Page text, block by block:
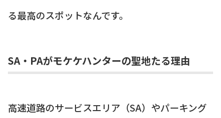
る最高のスポットなんです。
SA・PAがモケケハンターの聖地たる理由
高速道路のサービスエリア（SA）やパーキング